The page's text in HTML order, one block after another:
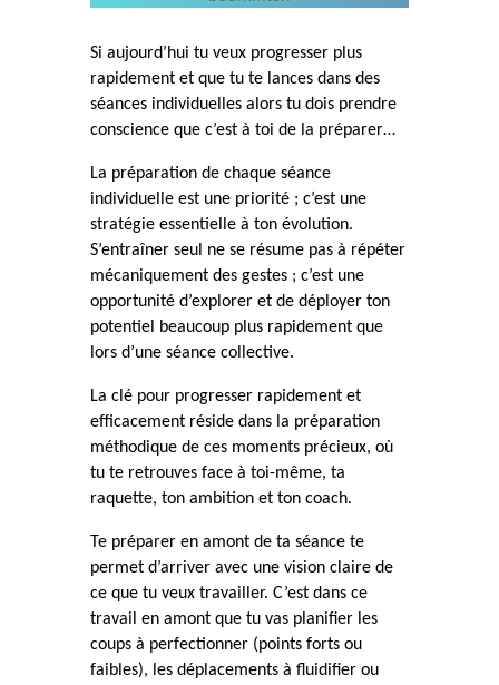
Si aujourd’hui tu veux progresser plus
rapidement et que tu te lances dans des
séances individuelles alors tu dois prendre
conscience que c’est à toi de la préparer…
La préparation de chaque séance
individuelle est une priorité ; c’est une
stratégie essentielle à ton évolution.
S’entraîner seul ne se résume pas à répéter
mécaniquement des gestes ; c’est une
opportunité d’explorer et de déployer ton
potentiel beaucoup plus rapidement que
lors d’une séance collective.
La clé pour progresser rapidement et
efficacement réside dans la préparation
méthodique de ces moments précieux, où
tu te retrouves face à toi-même, ta
raquette, ton ambition et ton coach.
Te préparer en amont de ta séance te
permet d’arriver avec une vision claire de
ce que tu veux travailler. C’est dans ce
travail en amont que tu vas planifier les
coups à perfectionner (points forts ou
faibles), les déplacements à fluidifier ou